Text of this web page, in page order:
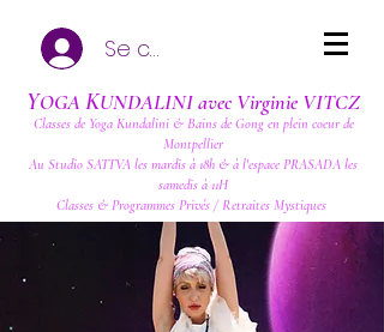
Se connecter
YOGA KUNDALINI avec Virginie VITCZ
Classes de Yoga Kundalini & Bains de Gong en plein coeur de
Montpellier
Au Studio SATTVA les mardis à 18h & à l'espace PRASADA les
samedis à 11H
Classes & Programmes Privés / Retraites Mystiques